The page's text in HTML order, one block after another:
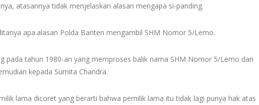
atasannya tidak menjelaskan alasan mengapa si-panding.
apa.alasan Polda Banten mengambil SHM Nomor 5/Lemo.
pada tahun 1980-an yang memproses balik nama SHM Nomor 5/Lemo dari
kepada Sumita Chandra.
lama dicoret yang berarti bahwa pemilik lama itu tidak lagi punya hak atas